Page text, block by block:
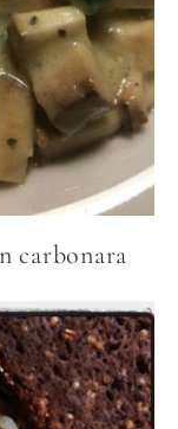
carbonara